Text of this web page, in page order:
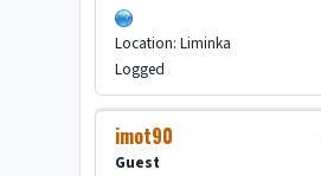
Location: Liminka
Logged
imot90
Guest